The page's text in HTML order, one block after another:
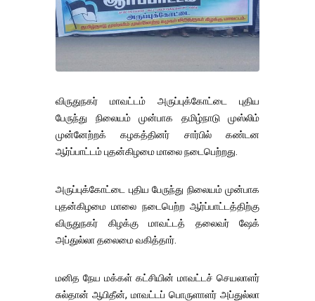
விருதுநகர் மாவட்டம் அருப்புக்கோட்டை புதிய
பேருந்து நிலையம் முன்பாக தமிழ்நாடு முஸ்லிம்
முன்னேற்றக் கழகத்தினர் சார்பில் கண்டன
ஆர்ப்பாட்டம் புதன்கிழமை மாலை நடைபெற்றது.
அருப்புக்கோட்டை புதிய பேருந்து நிலையம் முன்பாக
புதன்கிழமை மாலை நடைபெற்ற ஆர்ப்பாட்டத்திற்கு
விருதுநகர் கிழக்கு மாவட்டத் தலைவர் ஷேக்
அப்துல்லா தலைமை வகித்தார்.
மனித நேய மக்கள் கட்சியின் மாவட்டச் செயலாளர்
சுல்தான் ஆபிதீன், மாவட்டப் பொருளாளர் அப்துல்லா